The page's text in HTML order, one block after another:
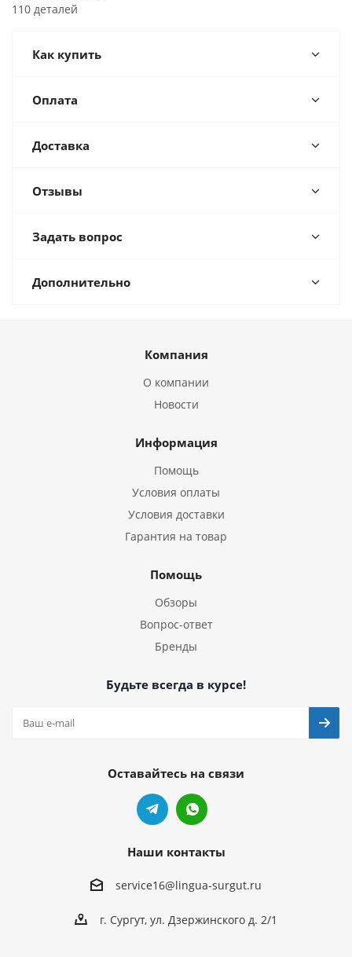
110 деталей
Как купить
Оплата
Доставка
Отзывы
Задать вопрос
Дополнительно
Компания
О компании
Новости
Информация
Помощь
Условия оплаты
Условия доставки
Гарантия на товар
Помощь
Обзоры
Вопрос-ответ
Бренды
Будьте всегда в курсе!
Оставайтесь на связи
Наши контакты
service16@lingua-surgut.ru
г. Сургут, ул. Дзержинского д. 2/1